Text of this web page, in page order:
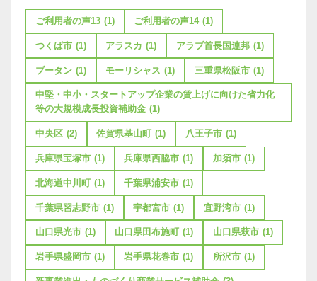
ご利用者の声13 (1) ご利用者の声14 (1)
つくば市 (1) アラスカ (1) アラブ首長国連邦 (1)
ブータン (1) モーリシャス (1) 三重県松阪市 (1)
中堅・中小・スタートアップ企業の賃上げに向けた省力化
等の大規模成長投資補助金 (1)
中央区 (2) 佐賀県基山町 (1) 八王子市 (1)
兵庫県宝塚市 (1) 兵庫県西脇市 (1) 加須市 (1)
北海道中川町 (1) 千葉県浦安市 (1)
千葉県習志野市 (1) 宇都宮市 (1) 宜野湾市 (1)
山口県光市 (1) 山口県田布施町 (1) 山口県萩市 (1)
岩手県盛岡市 (1) 岩手県花巻市 (1) 所沢市 (1)